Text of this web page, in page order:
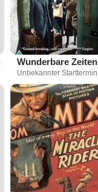
Wunderbare Zeiten
Unbekannter Starttermin